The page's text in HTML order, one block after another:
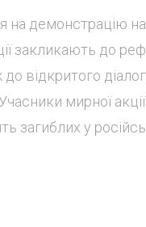
на демонстрацію
закликають до
відкритого
мирної
у